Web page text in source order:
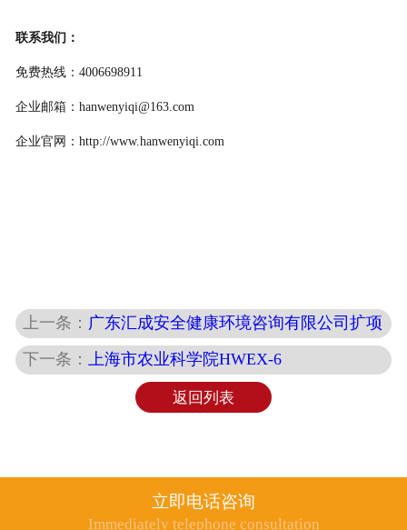
联系我们：
免费热线： 4006698911
企业邮箱： hanwenyiqi@163.com
企业官网： http://www.hanwenyiqi.com
上一条： 广东汇成安全健康环境咨询有限公司扩项
下一条：上海市农业科学院HWEX-6
返回列表
立即电话咨询
Immediately telephone consultation